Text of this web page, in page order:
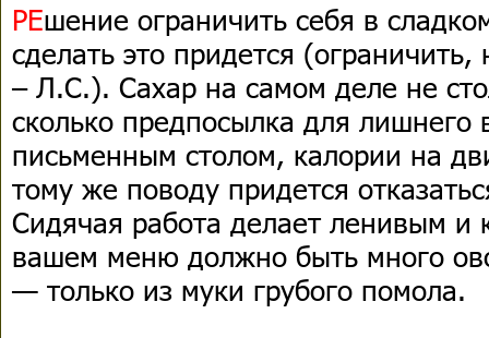
РЕшение ограничить себя в
сделать это придется (ограничить,
– Л.С.). Сахар на самом деле не
сколько предпосылка для лишнего
письменным столом, калории на
тому же поводу придется
Сидячая работа делает ленивым и
вашем меню должно быть много
— только из муки грубого помола.